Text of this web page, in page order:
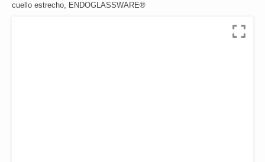
cuello estrecho, ENDOGLASSWARE®